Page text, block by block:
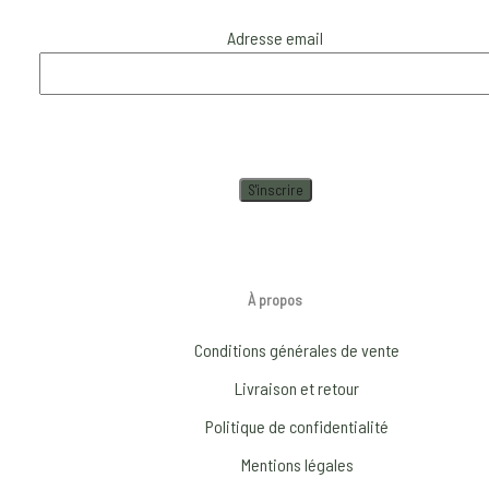
Adresse email
À propos
Conditions générales de vente
Livraison et retour
Politique de confidentialité
Mentions légales